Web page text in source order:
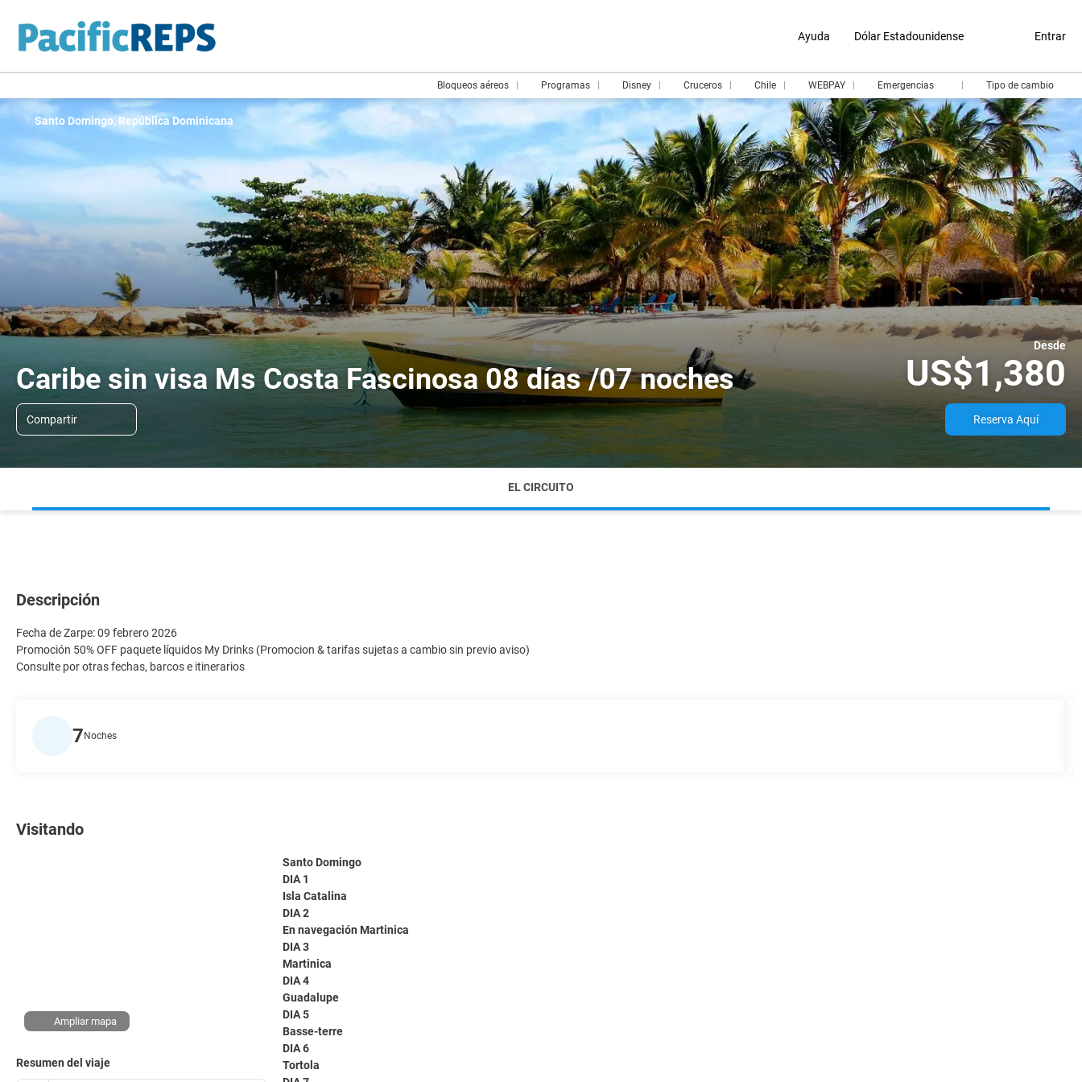
Ayuda Dólar Estadounidense Entrar
Bloqueos aéreos Programas Disney Cruceros Chile WEBPAY Emergencias Tipo de cambio
Caribe sin visa Ms Costa Fascinosa 08 días /07 noches
Desde
US$1,380
Compartir Reserva Aquí
Santo Domingo, República Dominicana
EL CIRCUITO
Descripción
Fecha de Zarpe: 09 febrero 2026
Promoción 50% OFF paquete líquidos My Drinks (Promocion & tarifas sujetas a cambio sin previo aviso)
Consulte por otras fechas, barcos e itinerarios
7 Noches
Visitando
Ampliar mapa
Resumen del viaje
Santo Domingo
DIA 1
Isla Catalina
DIA 2
En navegación Martinica
DIA 3
Martinica
DIA 4
Guadalupe
DIA 5
Basse-terre
DIA 6
Tortola